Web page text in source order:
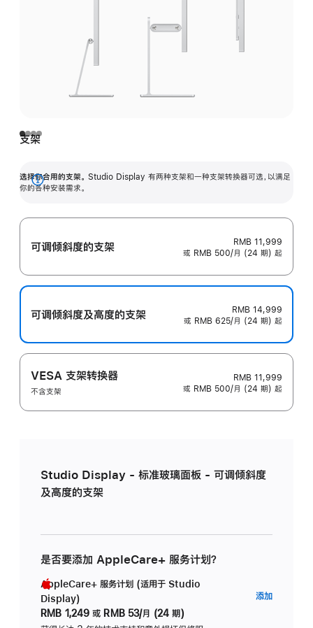
支架
选择你合用的支架。 Studio Display 有两种支架和一种支架转换器可选，以满足
你的各种安装需求。
展
可调倾斜度的支架
RMB 11,999
或 RMB 500/月 (24 期) 起
可调倾斜度及高‍度的支‍架
RMB 14,999
或 RMB 625/月 (24 期) 起
VESA 支架转换器
不含支架
RMB 11,999
或 RMB 500/月 (24 期) 起
Studio Display - 标准玻璃面板 - 可调倾斜度
及高度的支架
是否要添加 AppleCare+ 服务计划？
AppleCare+ 服务计划 (适用于 Studio
Display)
RMB 1,249 或 RMB 53/月 (24 期)
添加